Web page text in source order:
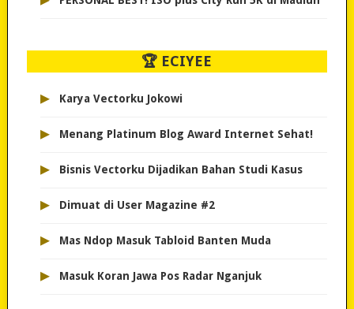
🏆 ECIYEE
▸ Karya Vectorku Jokowi
▸ Menang Platinum Blog Award Internet Sehat!
▸ Bisnis Vectorku Dijadikan Bahan Studi Kasus
▸ Dimuat di User Magazine #2
▸ Mas Ndop Masuk Tabloid Banten Muda
▸ Masuk Koran Jawa Pos Radar Nganjuk